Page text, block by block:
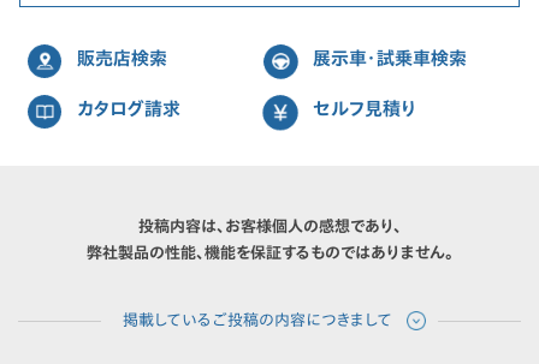
販売店検索 展示車・試乗車検索
カタログ請求 セルフ見積り
投稿内容は、お客様個人の感想であり、
弊社製品の性能、機能を保証するものではありません。